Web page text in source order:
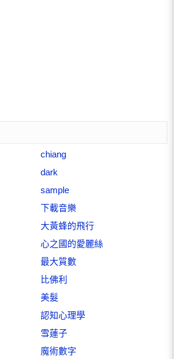
chiang
dark
sample
下載音樂
大黃蜂的飛行
心之國的愛麗絲
最大質數
比佛利
美髮
認知心理學
雪蓮子
魔術數字